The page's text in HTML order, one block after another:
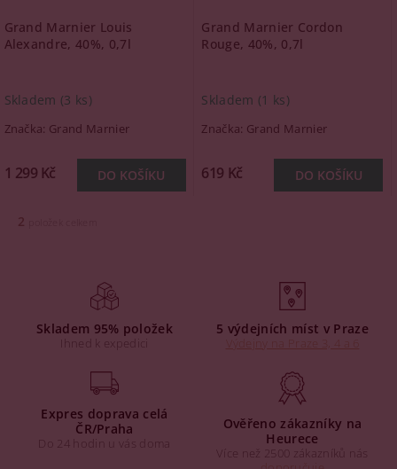
Grand Marnier Louis
Alexandre, 40%, 0,7l
Skladem (3 ks)
Značka: Grand Marnier
1 299 Kč
Grand Marnier Cordon
Rouge, 40%, 0,7l
Skladem (1 ks)
Značka: Grand Marnier
619 Kč
2
Skladem 95% položek
Ihned k expedici
5 výdejních míst v Praze
Expres doprava celá
ČR/Praha
Do 24 hodin u vás doma
Ověřeno zákazníky na
Heurece
Více než 2500 zákazníků nás